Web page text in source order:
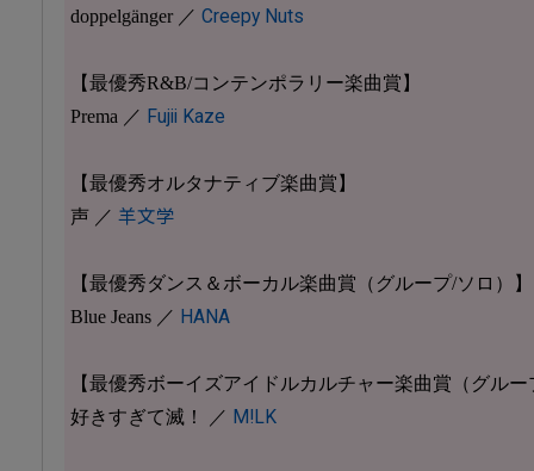
doppelgänger ／ Creepy Nuts
【最優秀R&B/コンテンポラリー楽曲賞】
Prema ／ Fujii Kaze
【最優秀オルタナティブ楽曲賞】
声 ／ 羊文学
【最優秀ダンス＆ボーカル楽曲賞（グループ/ソロ）】
Blue Jeans ／ HANA
【最優秀ボーイズアイドルカルチャー楽曲賞（グル
好きすぎて滅！ ／ M!LK